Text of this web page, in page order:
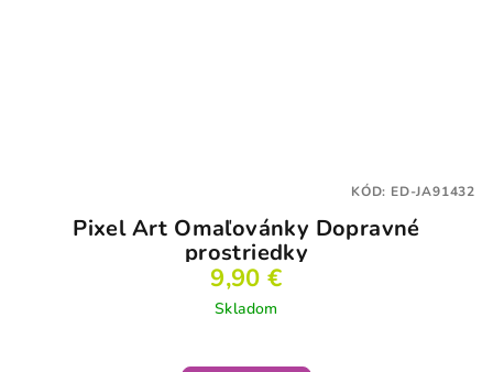
Pixel Art Omaľovánky Dopravné
prostriedky
9,90 €
Skladom
KÓD: ED-JA91432